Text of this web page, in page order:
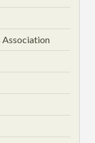
Association